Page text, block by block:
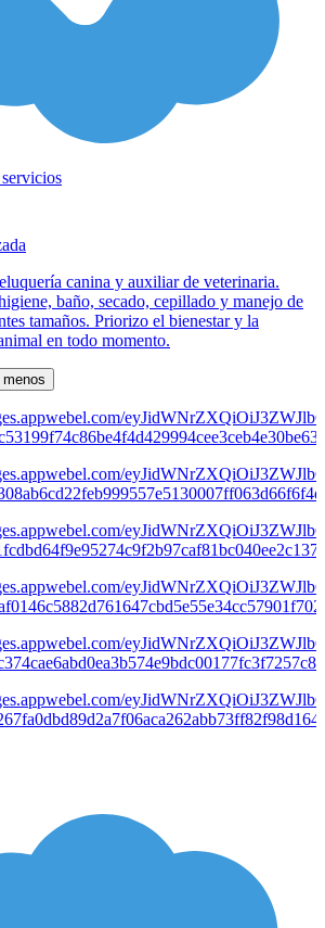
canina y auxiliar de veterinaria.
baño, secado, cepillado y manejo de
tamaños. Priorizo el bienestar y la
en todo momento.
menos